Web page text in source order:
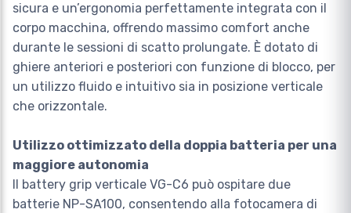
sicura e un’ergonomia perfettamente integrata con il
corpo macchina, offrendo massimo comfort anche
durante le sessioni di scatto prolungate. È dotato di
ghiere anteriori e posteriori con funzione di blocco, per
un utilizzo fluido e intuitivo sia in posizione verticale
che orizzontale.
Utilizzo ottimizzato della doppia batteria per una
maggiore autonomia
Il battery grip verticale VG-C6 può ospitare due
batterie NP-SA100, consentendo alla fotocamera di